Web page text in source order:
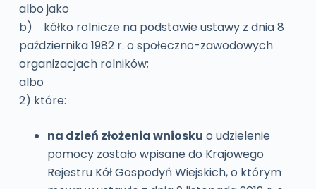
albo jako
b) kółko rolnicze na podstawie ustawy z dnia 8
października 1982 r. o społeczno-zawodowych
organizacjach rolników;
albo
2) które:
na dzień złożenia wniosku o udzielenie
pomocy zostało wpisane do Krajowego
Rejestru Kół Gospodyń Wiejskich, o którym